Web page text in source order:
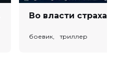
боевик, триллер